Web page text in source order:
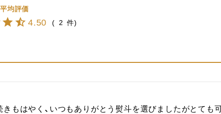
4.50 2
きもはやく、いつもありがとう熨斗を選びましたがとても